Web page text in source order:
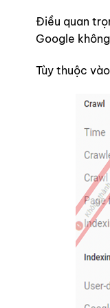
Điều quan
Google
Tùy thuộc